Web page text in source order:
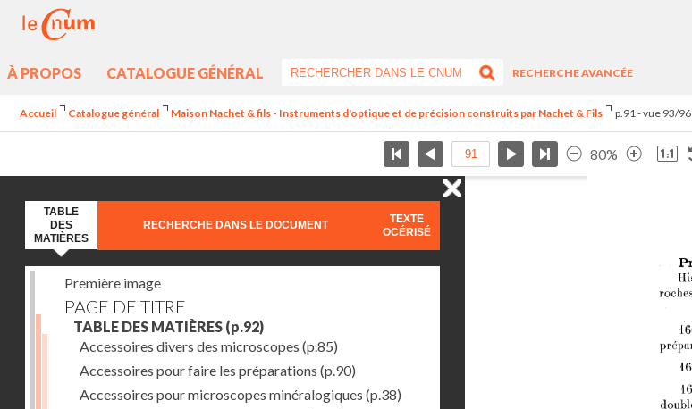
À PROPOS CATALOGUE GÉNÉRAL
RECHERCHE AVANCÉE
Accueil Catalogue général Maison Nachet & fils - Instruments d'optique et de précision construits par Nachet & Fils p.91 - vue 93/96
80%
TABLE
DES
MATIÈRES
RECHERCHE DANS LE DOCUMENT
TEXTE
OCÉRISÉ
Première image
PAGE DE TITRE
TABLE DES MATIÈRES (p.92)
Accessoires divers des microscopes (p.85)
Accessoires pour faire les préparations (p.90)
Accessoires pour microscopes minéralogiques (p.38)